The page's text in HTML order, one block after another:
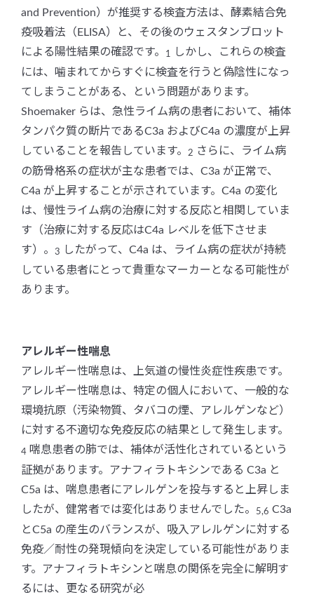
and Prevention）が推奨する検査方法は、酵素結合免
疫吸着法（ELISA）と、その後のウェスタンブロット
による陽性結果の確認です。
1
しかし、これらの検査
には、噛まれてからすぐに検査を行うと偽陰性になっ
てしまうことがある、という問題があります。
Shoemaker らは、急性ライム病の患者において、補体
タンパク質の断片であるC3a およびC4a の濃度が上昇
していることを報告しています。
2 さらに、ライム病
の筋骨格系の症状が主な患者では、C3a が正常で、
C4a が上昇することが示されています。C4a の変化
は、慢性ライム病の治療に対する反応と相関していま
す（治療に対する反応はC4a レベルを低下させま
す）。
3
したがって、C4a は、ライム病の症状が持続
している患者にとって貴重なマーカーとなる可能性が
あります。
アレルギー性喘息
アレルギー性喘息は、上気道の慢性炎症性疾患です。
アレルギー性喘息は、特定の個人において、一般的な
環境抗原（汚染物質、タバコの煙、アレルゲンなど）
に対する不適切な免疫反応の結果として発生します。
4 喘息患者の肺では、補体が活性化されているという
証拠があります。アナフィラトキシンである C3a と
C5a は、喘息患者にアレルゲンを投与すると上昇しま
したが、健常者では変化はありませんでした。
5,6 C3a
とC5a の産生のバランスが、吸入アレルゲンに対する
免疫／耐性の発現傾向を決定している可能性がありま
す。アナフィラトキシンと喘息の関係を完全に解明す
るには、更なる研究が必